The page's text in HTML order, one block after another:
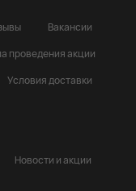
Вакансии
проведения акции
Условия доставки
Новости и акции